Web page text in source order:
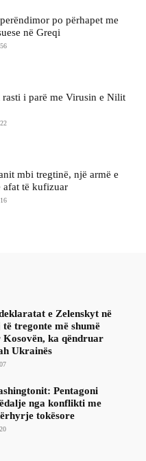
po përhapet me
në Greqi
i parë me Virusin e Nilit
mbi tregtinë, një armë e
afat të kufizuar
e Zelenskyt në
tregonte më shumë
Kosovën, ka qëndruar
Ukrainës
Pentagoni
nga konflikti me
tokësore